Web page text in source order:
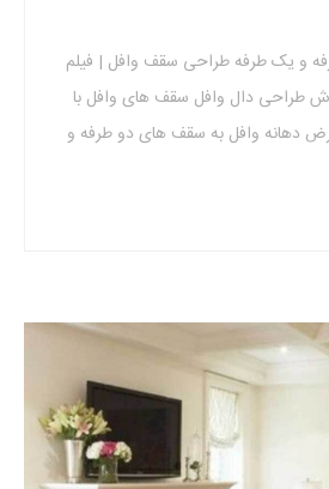
و یک طرفه طراحی سقف وافل | فیلم
طراحی دال وافل سقف های وافل با
دهانه وافل به سقف های دو طرفه و
شوند. لازم به ذکر است که طراحی